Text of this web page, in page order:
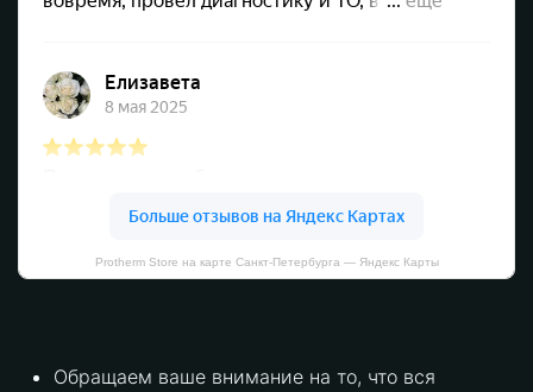
Protherm Store на карте Санкт‑Петербурга — Яндекс Карты
Обращаем ваше внимание на то, что вся